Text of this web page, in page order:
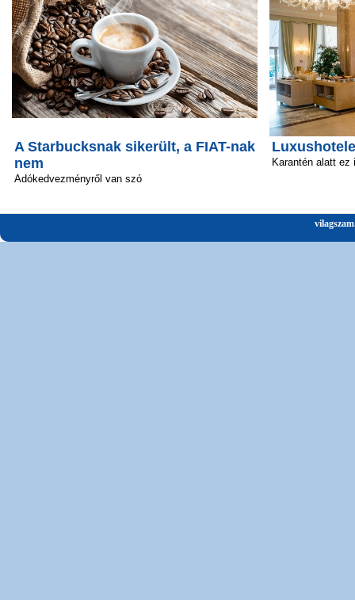
A Starbucksnak sikerült, a FIAT-nak
nem
Adókedvezményről van szó
Karantén alatt ez